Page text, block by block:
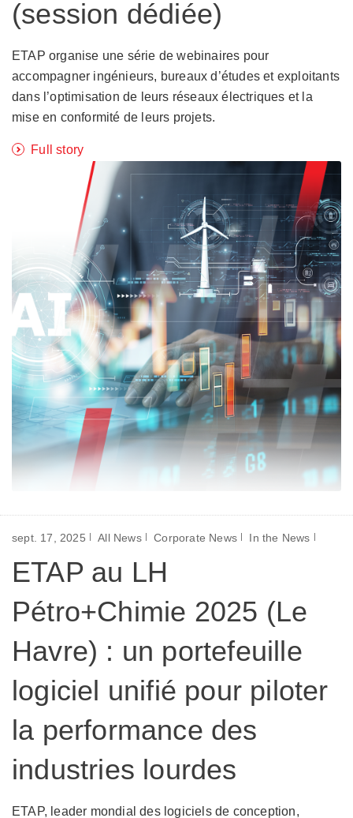
(session dédiée)
ETAP organise une série de webinaires pour
accompagner ingénieurs, bureaux d’études et exploitants
dans l’optimisation de leurs réseaux électriques et la
mise en conformité de leurs projets.
Full story
sept. 17, 2025 All News Corporate News In the News
ETAP au LH
Pétro+Chimie 2025 (Le
Havre) : un portefeuille
logiciel unifié pour piloter
la performance des
industries lourdes
ETAP, leader mondial des logiciels de conception,